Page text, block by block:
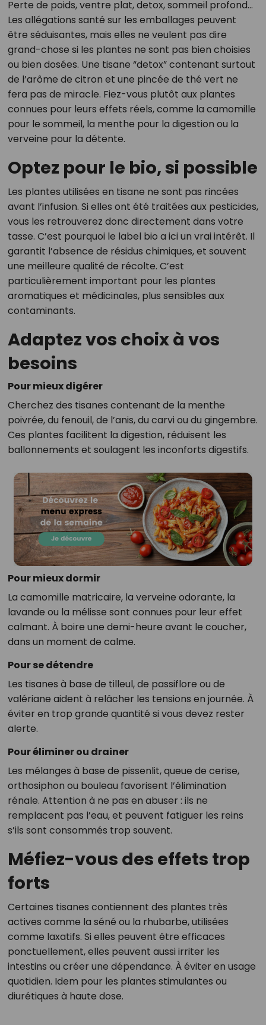
Perte de poids, ventre plat, detox, sommeil profond…
Les allégations santé sur les emballages peuvent
être séduisantes, mais elles ne veulent pas dire
grand-chose si les plantes ne sont pas bien choisies
ou bien dosées. Une tisane “detox” contenant surtout
de l’arôme de citron et une pincée de thé vert ne
fera pas de miracle. Fiez-vous plutôt aux plantes
connues pour leurs effets réels, comme la camomille
pour le sommeil, la menthe pour la digestion ou la
verveine pour la détente.
Optez pour le bio, si possible
Les plantes utilisées en tisane ne sont pas rincées
avant l’infusion. Si elles ont été traitées aux pesticides,
vous les retrouverez donc directement dans votre
tasse. C’est pourquoi le label bio a ici un vrai intérêt. Il
garantit l’absence de résidus chimiques, et souvent
une meilleure qualité de récolte. C’est
particulièrement important pour les plantes
aromatiques et médicinales, plus sensibles aux
contaminants.
Adaptez vos choix à vos
besoins
Pour mieux digérer
Cherchez des tisanes contenant de la menthe
poivrée, du fenouil, de l’anis, du carvi ou du gingembre.
Ces plantes facilitent la digestion, réduisent les
ballonnements et soulagent les inconforts digestifs.
Pour mieux dormir
La camomille matricaire, la verveine odorante, la
lavande ou la mélisse sont connues pour leur effet
calmant. À boire une demi-heure avant le coucher,
dans un moment de calme.
Pour se détendre
Les tisanes à base de tilleul, de passiflore ou de
valériane aident à relâcher les tensions en journée. À
éviter en trop grande quantité si vous devez rester
alerte.
Pour éliminer ou drainer
Les mélanges à base de pissenlit, queue de cerise,
orthosiphon ou bouleau favorisent l’élimination
rénale. Attention à ne pas en abuser : ils ne
remplacent pas l’eau, et peuvent fatiguer les reins
s’ils sont consommés trop souvent.
Méfiez-vous des effets trop
forts
Certaines tisanes contiennent des plantes très
actives comme la séné ou la rhubarbe, utilisées
comme laxatifs. Si elles peuvent être efficaces
ponctuellement, elles peuvent aussi irriter les
intestins ou créer une dépendance. À éviter en usage
quotidien. Idem pour les plantes stimulantes ou
diurétiques à haute dose.